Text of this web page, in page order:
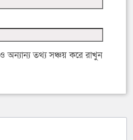
তথ্য সঞ্চয় করে রাখুন